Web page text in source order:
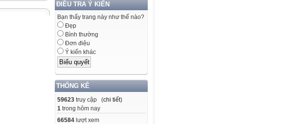
ĐIỀU TRA Ý KIẾN
Bạn thấy trang này như thế nào?
Đẹp
Bình thường
Đơn điệu
Ý kiến khác
THỐNG KÊ
59623 truy cập (chi tiết)
1 trong hôm nay
66584 lượt xem